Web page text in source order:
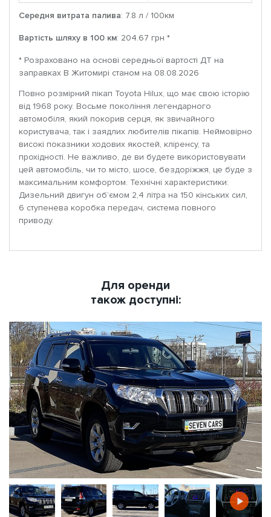
Середня витрата палива: 7.8 л / 100км
Вартість шляху в 100 км: 204.67 грн *
* Розраховано на основі середньої вартості ДТ на
заправках В Житомирі станом на 08.08.2026
Повно розмірний пікап Toyota Hilux, що має свою історію
від 1968 року. Восьме покоління легендарного
автомобіля, який покорив серця, як звичайного
користувача, так і заядлих любителів пікапів. Неймовірно
високі показники ходових якостей, кліренсу, та
прохідності. Не важливо, де ви будете використовувати
цей автомобіль, чи то місто, шосе, бездоріжжя, це буде з
максимальним комфортом. Технічні характеристики:
Дизельний двигун об’ємом 2,4 літра на 150 кінських сил,
6 ступенева коробка передач, система повного
приводу.
Для оренди
також доступні: